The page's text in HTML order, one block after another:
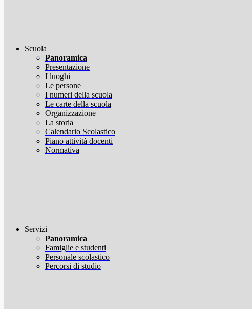
Scuola
Panoramica
Presentazione
I luoghi
Le persone
I numeri della scuola
Le carte della scuola
Organizzazione
La storia
Calendario Scolastico
Piano attività docenti
Normativa
Servizi
Panoramica
Famiglie e studenti
Personale scolastico
Percorsi di studio